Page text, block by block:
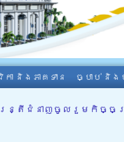
ា និងភាគទាន ច្បាប់ និង
ត្រីជំនាញចូលរួមកិច្ច